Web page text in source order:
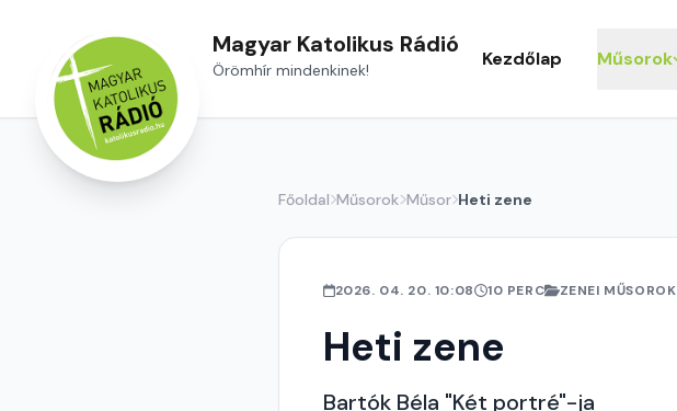
Magyar Katolikus Rádió
Örömhír mindenkinek! Kezdőlap Műsorok
Főoldal Műsorok Műsor Heti zene
2026. 04. 20. 10:08 10 PERC ZENEI MŰSOROK
Heti zene
Bartók Béla "Két portré"-ja